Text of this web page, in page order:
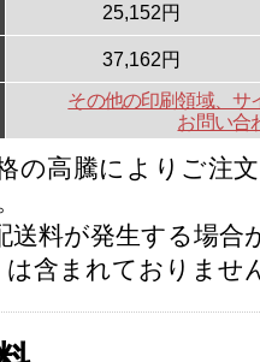
25,152円
37,162円
その他の印刷領域、サ
お問い合
の高騰によりご注
料が発生する場合
含まれておりませ